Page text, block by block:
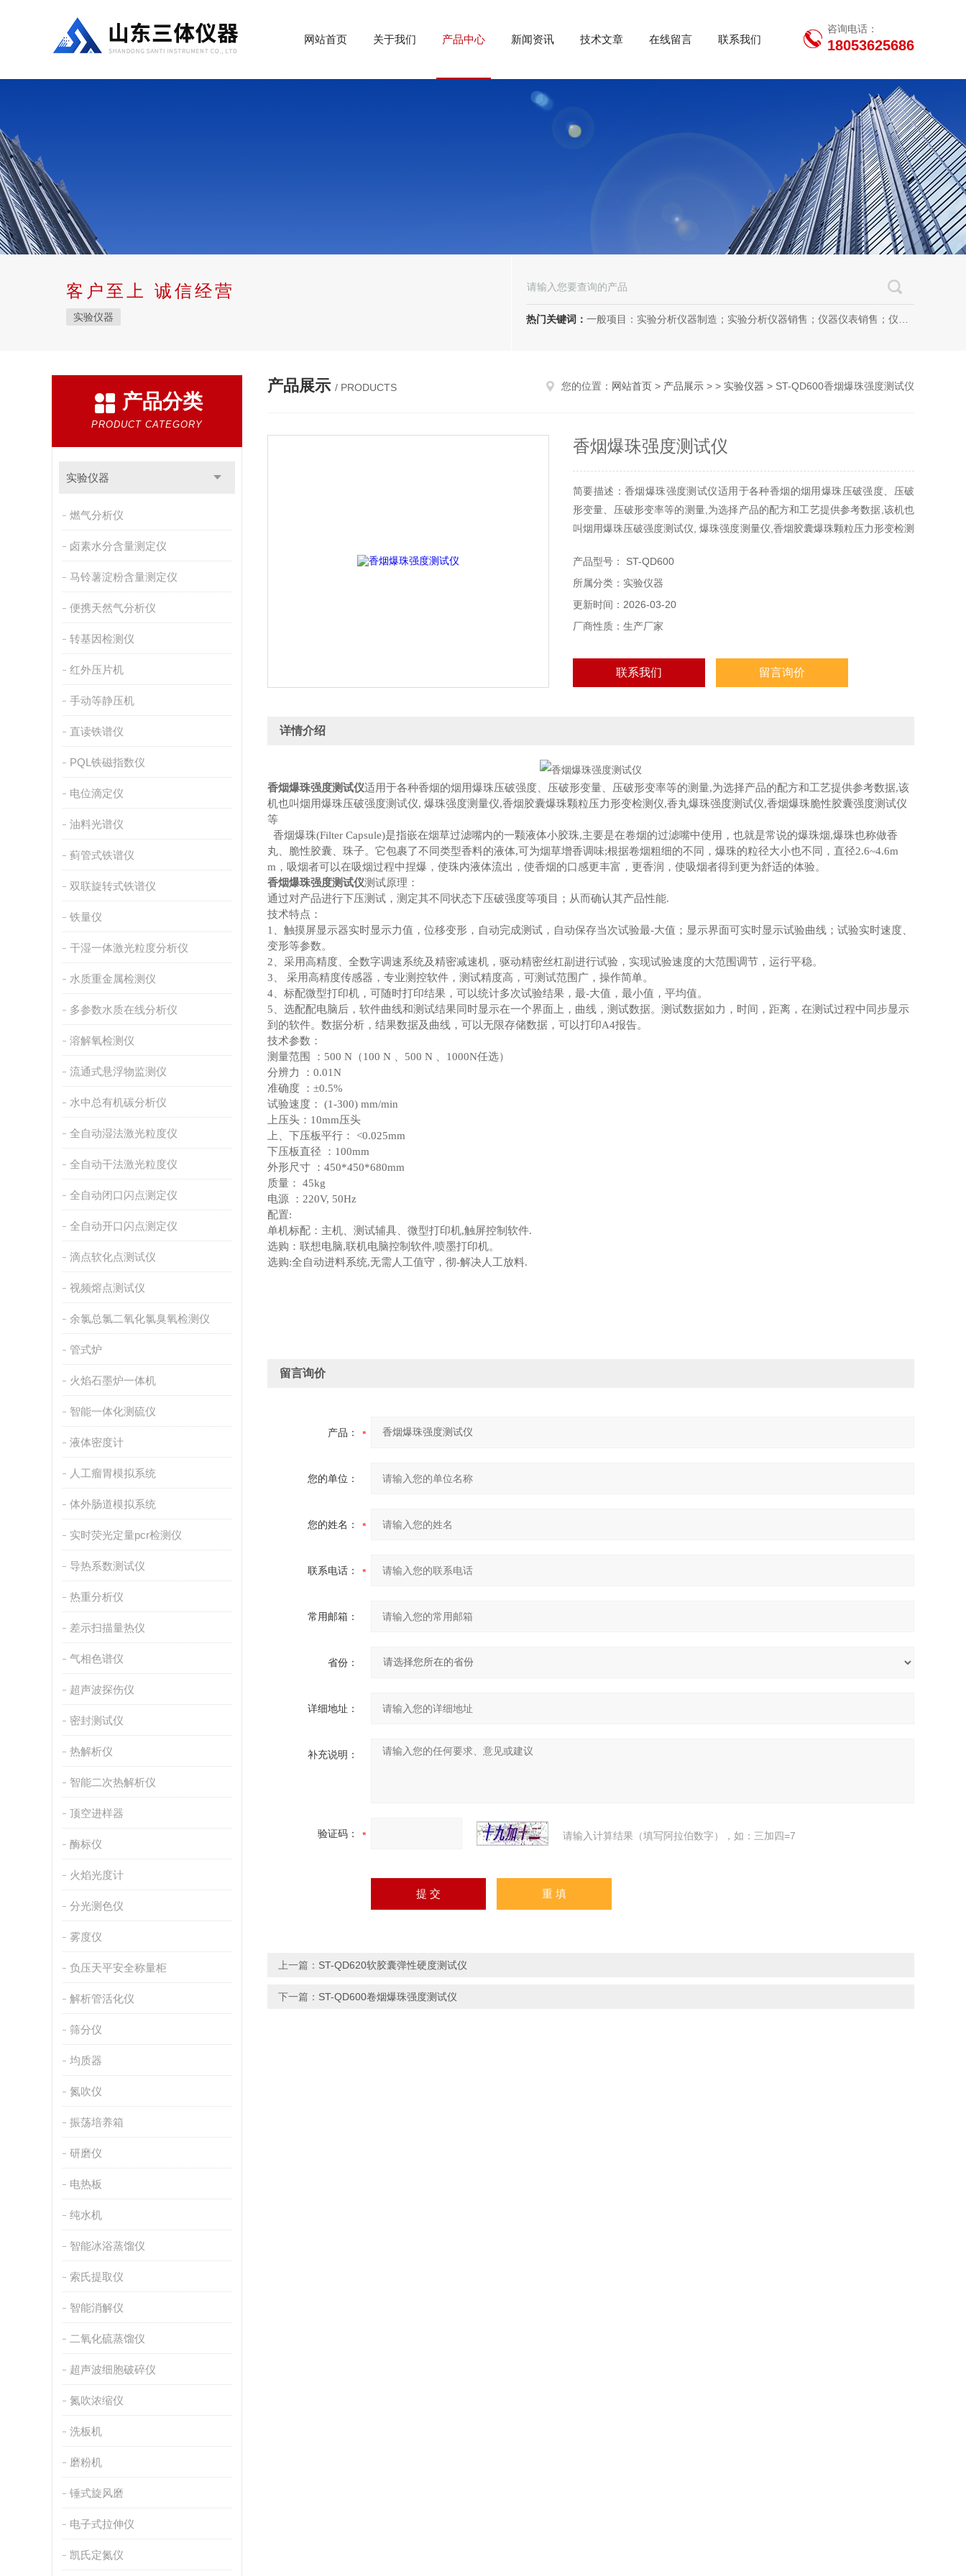
网站首页 关于我们 产品中心 新闻资讯 技术文章 在线留言 联系我们
咨询电话：
18053625686
客户至上 诚信经营
实验仪器 热门关键词： 一般项目：实验分析仪器制造；实验分析仪器销售；仪器仪表销售；仪器仪表制造；电子测量仪器销售；电子测量仪器制造；电子产品销售；环境保护专用设备制造；环境保护专用设备销售；办公设备销售；办公设备耗材制造；专用设备修理；信息安全设备制造；信息安全设备销售；物联网设备制造；通信设备制造；电子（气）物理设备及其他电子设备制造；技术服务、技术开发、技术咨询、技术交流、技术转让、技术推广；软件开发；光污染治理服务；工程管理服务；电子专用设备制造；教学用模型及教具制造；教学用模型及教具销售；金属材料销售；通讯设备销售；通讯设备修理；五金产品制造；五金产品批发；五金产品零售；五金产品研发；信息咨询服务（不含许可类信息咨询服务）；信息技术咨询服务；物联网设备销售（除依法须经批准的项目外，凭营业执照依法自主开展经营活动）许可项目：房屋建筑和市政基础设施项目工程总承包；互联网平台（依法须经批准的项目，经相关部门批准后方可开展经营活动，具体经营项目以审批结果为准）
产品分类
PRODUCT CATEGORY
实验仪器
燃气分析仪
卤素水分含量测定仪
马铃薯淀粉含量测定仪
便携天然气分析仪
转基因检测仪
红外压片机
手动等静压机
直读铁谱仪
PQL铁磁指数仪
电位滴定仪
油料光谱仪
蓟管式铁谱仪
双联旋转式铁谱仪
铁量仪
干湿一体激光粒度分析仪
水质重金属检测仪
多参数水质在线分析仪
溶解氧检测仪
流通式悬浮物监测仪
水中总有机碳分析仪
全自动湿法激光粒度仪
全自动干法激光粒度仪
全自动闭口闪点测定仪
全自动开口闪点测定仪
滴点软化点测试仪
视频熔点测试仪
余氯总氯二氧化氯臭氧检测仪
管式炉
火焰石墨炉一体机
智能一体化测硫仪
液体密度计
人工瘤胃模拟系统
体外肠道模拟系统
实时荧光定量pcr检测仪
导热系数测试仪
热重分析仪
差示扫描量热仪
气相色谱仪
超声波探伤仪
密封测试仪
热解析仪
智能二次热解析仪
顶空进样器
酶标仪
火焰光度计
分光测色仪
雾度仪
负压天平安全称量柜
解析管活化仪
筛分仪
均质器
氮吹仪
振荡培养箱
研磨仪
电热板
纯水机
智能冰浴蒸馏仪
索氏提取仪
智能消解仪
二氧化硫蒸馏仪
超声波细胞破碎仪
氮吹浓缩仪
洗板机
磨粉机
锤式旋风磨
电子式拉伸仪
凯氏定氮仪
产品展示 / PRODUCTS 您的位置： 网站首页 > 产品展示 > > 实验仪器 > ST-QD600香烟爆珠强度测试仪
香烟爆珠强度测试仪
简要描述：香烟爆珠强度测试仪适用于各种香烟的烟用爆珠压破强度、压破
形变量、压破形变率等的测量,为选择产品的配方和工艺提供参考数据,该机也
叫烟用爆珠压破强度测试仪, 爆珠强度测量仪,香烟胶囊爆珠颗粒压力形变检测
产品型号： ST-QD600
所属分类：实验仪器
更新时间：2026-03-20
厂商性质：生产厂家
联系我们 留言询价
详情介绍
香烟爆珠强度测试仪适用于各种香烟的烟用爆珠压破强度、压破形变量、压破形变率等的测量,为选择产品的配方和工艺提供参考数据,该
机也叫烟用爆珠压破强度测试仪, 爆珠强度测量仪,香烟胶囊爆珠颗粒压力形变检测仪,香丸爆珠强度测试仪,香烟爆珠脆性胶囊强度测试仪
等
香烟爆珠(Filter Capsule)是指嵌在烟草过滤嘴内的一颗液体小胶珠,主要是在卷烟的过滤嘴中使用，也就是常说的爆珠烟,爆珠也称做香
丸、脆性胶囊、珠子。它包裹了不同类型香料的液体,可为烟草增香调味;根据卷烟粗细的不同，爆珠的粒径大小也不同，直径2.6~4.6m
m，吸烟者可以在吸烟过程中捏爆，使珠内液体流出，使香烟的口感更丰富，更香润，使吸烟者得到更为舒适的体验。
香烟爆珠强度测试仪测试原理：
通过对产品进行下压测试，测定其不同状态下压破强度等项目；从而确认其产品性能.
技术特点：
1、触摸屏显示器实时显示力值，位移变形，自动完成测试，自动保存当次试验最-大值；显示界面可实时显示试验曲线；试验实时速度、
变形等参数。
2、采用高精度、全数字调速系统及精密减速机，驱动精密丝杠副进行试验，实现试验速度的大范围调节，运行平稳。
3、 采用高精度传感器，专业测控软件，测试精度高，可测试范围广，操作简单。
4、标配微型打印机，可随时打印结果，可以统计多次试验结果，最-大值，最小值，平均值。
5、选配配电脑后，软件曲线和测试结果同时显示在一个界面上，曲线，测试数据。测试数据如力，时间，距离，在测试过程中同步显示
到的软件。数据分析，结果数据及曲线，可以无限存储数据，可以打印A4报告。
技术参数：
测量范围 ：500 N（100 N 、500 N 、1000N任选）
分辨力 ：0.01N
准确度 ：±0.5%
试验速度： (1-300) mm/min
上压头：10mm压头
上、下压板平行： <0.025mm
下压板直径 ：100mm
外形尺寸 ：450*450*680mm
质量： 45kg
电源 ：220V, 50Hz
配置:
单机标配：主机、测试辅具、微型打印机,触屏控制软件.
选购：联想电脑,联机电脑控制软件,喷墨打印机。
选购:全自动进料系统,无需人工值守，彻-解决人工放料.
留言询价
产品：
您的单位：
您的姓名：
联系电话：
常用邮箱：
省份：
详细地址：
补充说明：
验证码： 请输入计算结果（填写阿拉伯数字），如：三加四=7
上一篇： ST-QD620软胶囊弹性硬度测试仪
下一篇： ST-QD600卷烟爆珠强度测试仪